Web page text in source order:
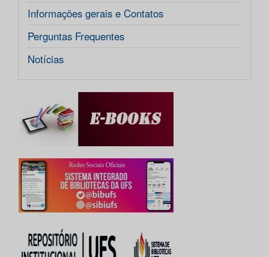
Informações gerais e Contatos
Perguntas Frequentes
Notícias